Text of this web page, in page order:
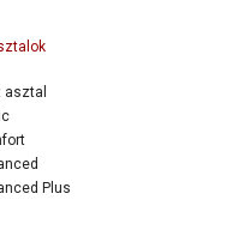
asztal
Plus